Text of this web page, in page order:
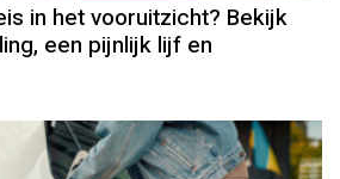
in het vooruitzicht? Bekijk
een pijnlijk lijf en